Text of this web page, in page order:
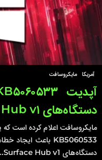
آمریکا ,
مایکروسافت
دستگاه‌های Surface Hub v۱ می‌شود
مایکروسافت اعلام کرده است
دستگاه‌های Surface Hub v1...